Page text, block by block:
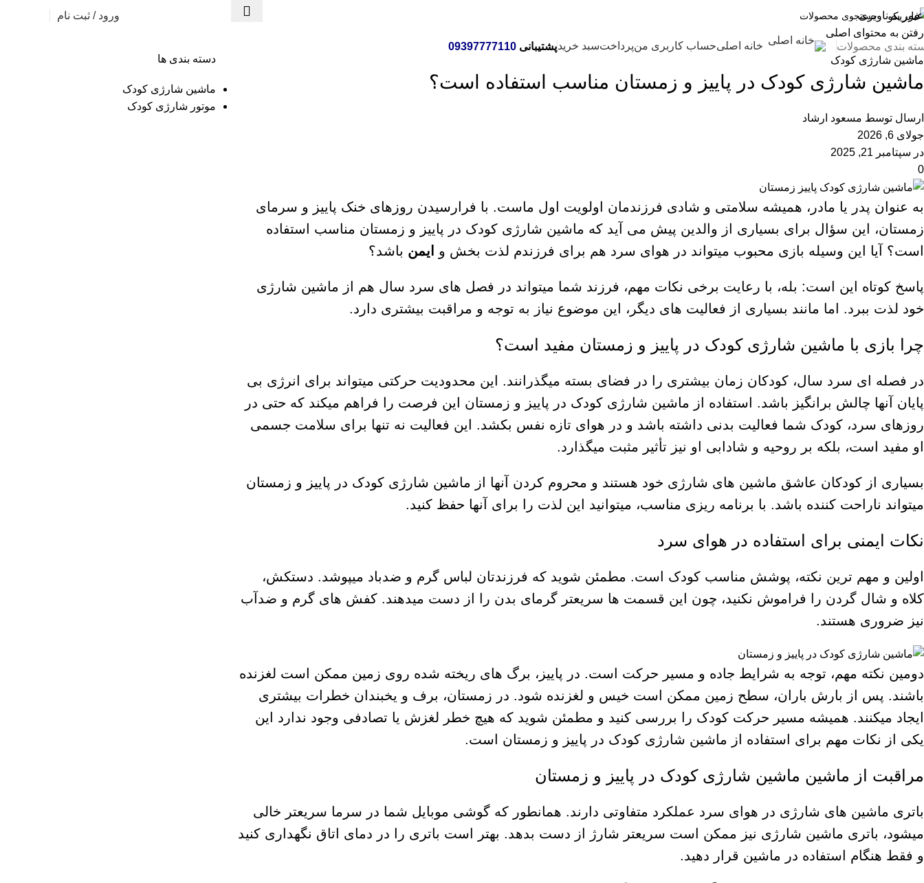
عبور به ناوبری
رفتن به محتوای اصلی
ورود / ثبت نام
بندی محصولات خانه اصلیحساب کاربری منپرداختسبد خریدپشتیبانی 09397777110
وبلاگ
خانه ماشین شارژی کودک
ماشین شارژی کودک
ماشین شارژی کودک در پاییز و زمستان مناسب استفاده است؟
ارسال توسط مسعود ارشاد
جولای 6, 2026
در سپتامبر 21, 2025
0
به عنوان پدر یا مادر، همیشه سلامتی و شادی فرزندمان اولویت اول ماست. با فرارسیدن روزهای خنک پاییز و سرمای
زمستان، این سؤال برای بسیاری از والدین پیش می آید که ماشین شارژی کودک در پاییز و زمستان مناسب استفاده
است؟ آیا این وسیله بازی محبوب میتواند در هوای سرد هم برای فرزندم لذت بخش و ایمن باشد؟
پاسخ کوتاه این است: بله، با رعایت برخی نکات مهم، فرزند شما میتواند در فصل های سرد سال هم از ماشین شارژی
خود لذت ببرد. اما مانند بسیاری از فعالیت های دیگر، این موضوع نیاز به توجه و مراقبت بیشتری دارد.
چرا بازی با ماشین شارژی کودک در پاییز و زمستان مفید است؟
در فصله ای سرد سال، کودکان زمان بیشتری را در فضای بسته میگذرانند. این محدودیت حرکتی میتواند برای انرژی بی
پایان آنها چالش برانگیز باشد. استفاده از ماشین شارژی کودک در پاییز و زمستان این فرصت را فراهم میکند که حتی در
روزهای سرد، کودک شما فعالیت بدنی داشته باشد و در هوای تازه نفس بکشد. این فعالیت نه تنها برای سلامت جسمی
او مفید است، بلکه بر روحیه و شادابی او نیز تأثیر مثبت میگذارد.
بسیاری از کودکان عاشق ماشین های شارژی خود هستند و محروم کردن آنها از ماشین شارژی کودک در پاییز و زمستان
میتواند ناراحت کننده باشد. با برنامه ریزی مناسب، میتوانید این لذت را برای آنها حفظ کنید.
نکات ایمنی برای استفاده در هوای سرد
اولین و مهم ترین نکته، پوشش مناسب کودک است. مطمئن شوید که فرزندتان لباس گرم و ضدباد میپوشد. دستکش،
کلاه و شال گردن را فراموش نکنید، چون این قسمت ها سریعتر گرمای بدن را از دست میدهند. کفش های گرم و ضدآب
نیز ضروری هستند.
دومین نکته مهم، توجه به شرایط جاده و مسیر حرکت است. در پاییز، برگ های ریخته شده روی زمین ممکن است لغزنده
باشند. پس از بارش باران، سطح زمین ممکن است خیس و لغزنده شود. در زمستان، برف و یخبندان خطرات بیشتری
ایجاد میکنند. همیشه مسیر حرکت کودک را بررسی کنید و مطمئن شوید که هیچ خطر لغزش یا تصادفی وجود ندارد این
یکی از نکات مهم برای استفاده از ماشین شارژی کودک در پاییز و زمستان است.
مراقبت از ماشین ماشین شارژی کودک در پاییز و زمستان
باتری ماشین های شارژی در هوای سرد عملکرد متفاوتی دارند. همانطور که گوشی موبایل شما در سرما سریعتر خالی
میشود، باتری ماشین شارژی نیز ممکن است سریعتر شارژ از دست بدهد. بهتر است باتری را در دمای اتاق نگهداری کنید
و فقط هنگام استفاده در ماشین قرار دهید.
دسته بندی ها
ماشین شارژی کودک
موتور شارژی کودک